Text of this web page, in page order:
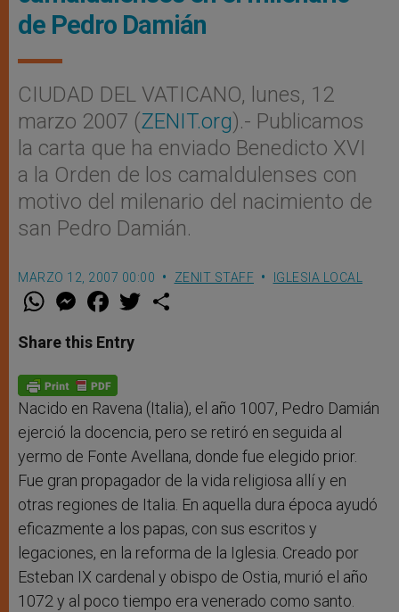
de Pedro Damián
CIUDAD DEL VATICANO, lunes, 12
marzo 2007 (ZENIT.org).- Publicamos
la carta que ha enviado Benedicto XVI
a la Orden de los camaldulenses con
motivo del milenario del nacimiento de
san Pedro Damián.
MARZO 12, 2007 00:00 ZENIT STAFF IGLESIA LOCAL
W
t
s
p
p
M
e
s
e
g
e
r
F
a
e
b
o
k
w
Share this Entry
Nacido en Ravena (Italia), el año 1007, Pedro Damián
ejerció la docencia, pero se retiró en seguida al
yermo de Fonte Avellana, donde fue elegido prior.
Fue gran propagador de la vida religiosa allí y en
otras regiones de Italia. En aquella dura época ayudó
eficazmente a los papas, con sus escritos y
legaciones, en la reforma de la Iglesia. Creado por
Esteban IX cardenal y obispo de Ostia, murió el año
1072 y al poco tiempo era venerado como santo.